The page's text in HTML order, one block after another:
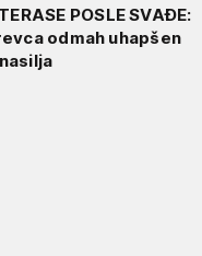
POSLE SVAĐE:
odmah uhapšen